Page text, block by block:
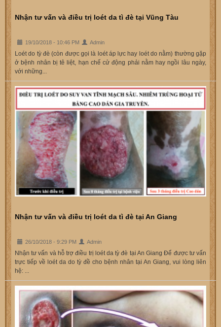
Nhận tư vấn và điều trị loét da tì đè tại Vũng Tàu
19/10/2018 - 10:46 PM Admin
Loét do tỳ đè (còn được gọi là loét áp lực hay loét do nằm) thường gặp
ở bệnh nhân bị tê liệt, hạn chế cử động phải nằm hay ngồi lâu ngày,
với những...
Nhận tư vấn và điều trị loét da tì đè tại An Giang
26/10/2018 - 9:29 PM Admin
Nhận tư vấn và hỗ trợ điều trị loét da tỳ đè tại An Giang Để được tư vấn
trực tiếp về loét da do tỳ đề cho bệnh nhân tại An Giang, vui lòng liên
hệ: ...